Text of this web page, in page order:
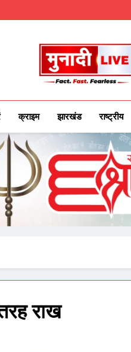
Munadi Live –
क्राइम झारखंड राष्ट्रीय
राख